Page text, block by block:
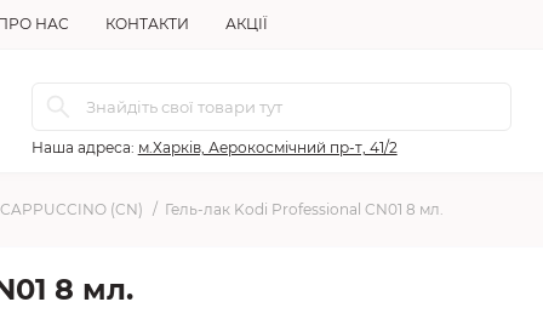
НАС КОНТАКТИ АКЦІЇ
Наша адреса: м.Харків, Аерокосмічний пр-т, 41/2
CAPPUCCINO (CN) Гель-лак Kodi Professional CN01 8 мл.
8 мл.